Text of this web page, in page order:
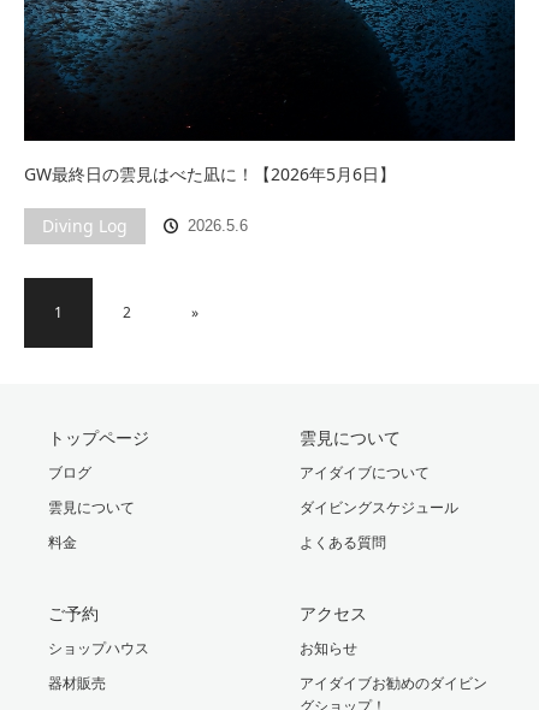
GW最終日の雲見はべた凪に！【2026年5月6日】
Diving Log 2026.5.6
1 2 »
トップページ
ブログ
雲見について
料金
雲見について
アイダイブについて
ダイビングスケジュール
よくある質問
ご予約
ショップハウス
器材販売
アクセス
お知らせ
アイダイブお勧めのダイビン